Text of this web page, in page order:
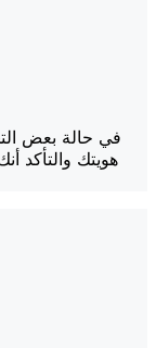
في حالة بعض
هويتك والتأكد